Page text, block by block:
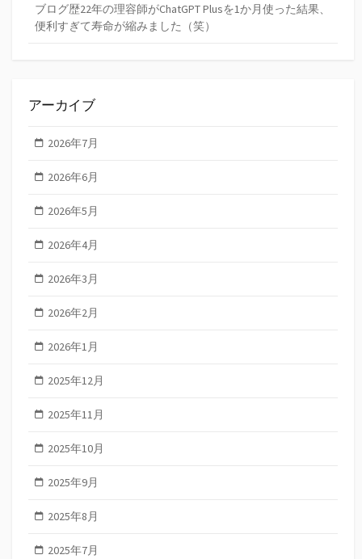
ブログ歴22年の理容師がChatGPT Plusを1か月使った結果、
便利すぎて寿命が縮みました（笑）
アーカイブ
2026年7月
2026年6月
2026年5月
2026年4月
2026年3月
2026年2月
2026年1月
2025年12月
2025年11月
2025年10月
2025年9月
2025年8月
2025年7月